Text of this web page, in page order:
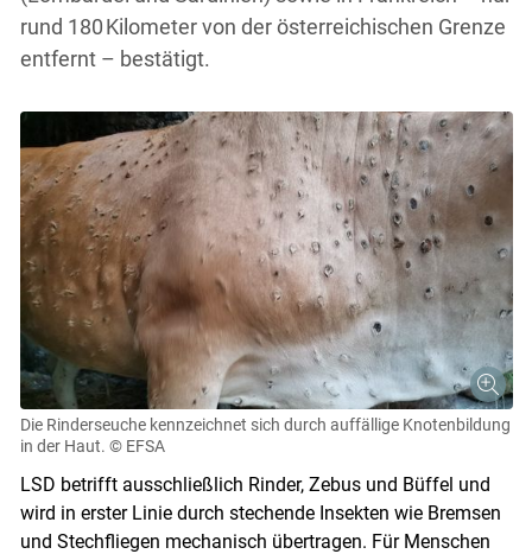
rund 180 Kilometer von der österreichischen Grenze
entfernt – ­bestätigt.
Die Rinderseuche kennzeichnet sich durch auffällige Knotenbildung
in der Haut. © EFSA
LSD betrifft ausschließlich Rinder, Zebus und Büffel und
wird in erster Linie durch stechende Insekten wie Bremsen
und Stechfliegen mechanisch übertragen. Für Menschen